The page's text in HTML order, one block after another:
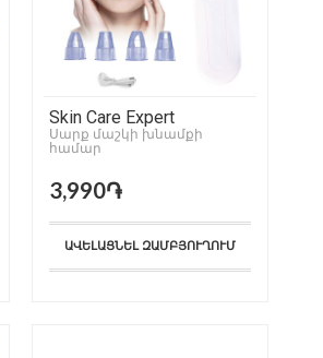
Skin Care Expert
Սարք մաշկի խնամքի
համար
3,990֏
ԱՎԵԼԱՑՆԵԼ ԶԱՄԲՅՈՒՂՈՒՄ